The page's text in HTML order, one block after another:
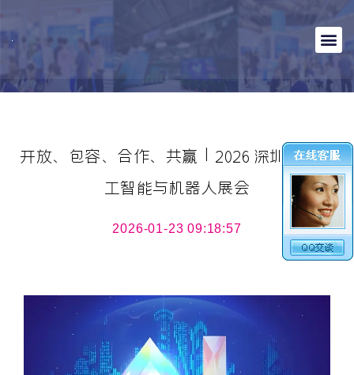
开放、包容、合作、共赢 | 2026 深圳国际人
工智能与机器人展会
2026-01-23 09:18:57